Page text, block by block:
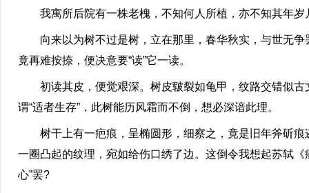
我寓所后院有一株老槐，不知何人所植，亦不知其年岁
向来以为树不过是树，立在那里，春华秋实，与世无争
竟再难按捺，便决意要“读”它一读。
初读其皮，便觉艰深。树皮皲裂如龟甲，纹路交错似古
谓“适者生存”，此树能历风霜而不倒，想必深谙此理。
树干上有一疤痕，呈椭圆形，细察之，竟是旧年斧斫痕
一圈凸起的纹理，宛如给伤口绣了边。这倒令我想起苏轼
心”罢?